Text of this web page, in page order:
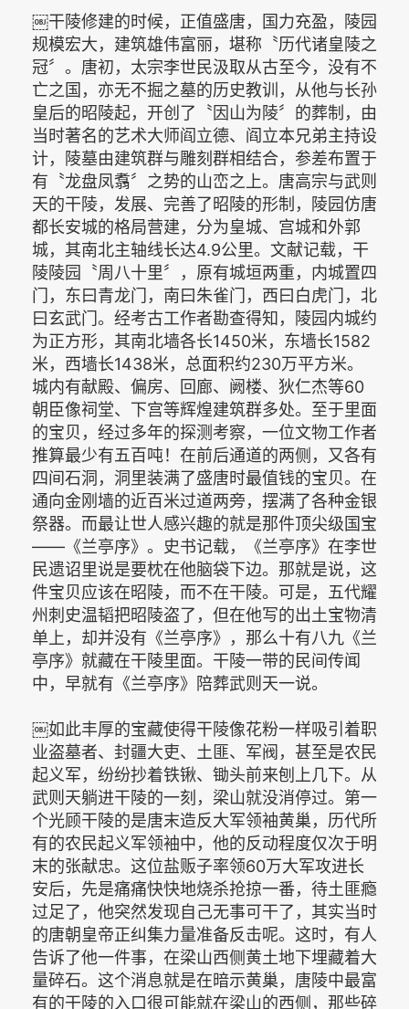
￼干陵修建的时候，正值盛唐，国力充盈，陵园
规模宏大，建筑雄伟富丽，堪称〝历代诸皇陵之
冠〞。唐初，太宗李世民汲取从古至今，没有不
亡之国，亦无不掘之墓的历史教训，从他与长孙
皇后的昭陵起，开创了〝因山为陵〞的葬制，由
当时著名的艺术大师阎立德、阎立本兄弟主持设
计，陵墓由建筑群与雕刻群相结合，参差布置于
有〝龙盘凤翥〞之势的山峦之上。唐高宗与武则
天的干陵，发展、完善了昭陵的形制，陵园仿唐
都长安城的格局营建，分为皇城、宫城和外郭
城，其南北主轴线长达4.9公里。文献记载，干
陵陵园〝周八十里〞，原有城垣两重，内城置四
门，东曰青龙门，南曰朱雀门，西曰白虎门，北
曰玄武门。经考古工作者勘查得知，陵园内城约
为正方形，其南北墙各长1450米，东墙长1582
米，西墙长1438米，总面积约230万平方米。
城内有献殿、偏房、回廊、阙楼、狄仁杰等60
朝臣像祠堂、下宫等辉煌建筑群多处。至于里面
的宝贝，经过多年的探测考察，一位文物工作者
推算最少有五百吨！在前后通道的两侧，又各有
四间石洞，洞里装满了盛唐时最值钱的宝贝。在
通向金刚墙的近百米过道两旁，摆满了各种金银
祭器。而最让世人感兴趣的就是那件顶尖级国宝
——《兰亭序》。史书记载，《兰亭序》在李世
民遗诏里说是要枕在他脑袋下边。那就是说，这
件宝贝应该在昭陵，而不在干陵。可是，五代耀
州刺史温韬把昭陵盗了，但在他写的出土宝物清
单上，却并没有《兰亭序》，那么十有八九《兰
亭序》就藏在干陵里面。干陵一带的民间传闻
中，早就有《兰亭序》陪葬武则天一说。
￼如此丰厚的宝藏使得干陵像花粉一样吸引着职
业盗墓者、封疆大吏、土匪、军阀，甚至是农民
起义军，纷纷抄着铁锹、锄头前来刨上几下。从
武则天躺进干陵的一刻，梁山就没消停过。第一
个光顾干陵的是唐末造反大军领袖黄巢，历代所
有的农民起义军领袖中，他的反动程度仅次于明
末的张献忠。这位盐贩子率领60万大军攻进长
安后，先是痛痛快快地烧杀抢掠一番，待土匪瘾
过足了，他突然发现自己无事可干了，其实当时
的唐朝皇帝正纠集力量准备反击呢。这时，有人
告诉了他一件事，在梁山西侧黄土地下埋藏着大
量碎石。这个消息就是在暗示黄巢，唐陵中最富
有的干陵的入口很可能就在梁山的西侧，那些碎